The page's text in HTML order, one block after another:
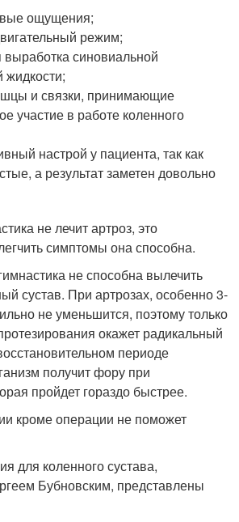
ощущения;
режим;
выработка синовиальной
жидкости;
и связки, принимающие
участие в работе коленного
настрой у пациента, так как
а результат заметен довольно
не лечит артроз, это
симптомы она способна.
не способна вылечить
сустав. При артрозах, особенно 3-
не уменьшится, поэтому только
окажет радикальный
периоде
получит фору при
пройдет гораздо быстрее.
кроме операции не поможет
для коленного сустава,
Бубновским, представлены